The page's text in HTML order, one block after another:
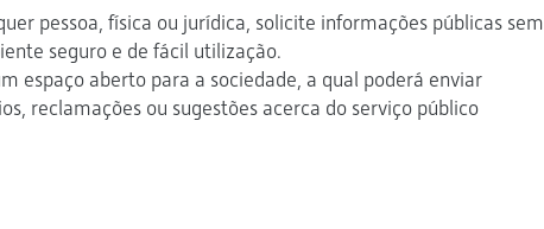
pessoa, física ou jurídica, solicite informações públicas sem
seguro e de fácil utilização.
espaço aberto para a sociedade, a qual poderá enviar
reclamações ou sugestões acerca do serviço público